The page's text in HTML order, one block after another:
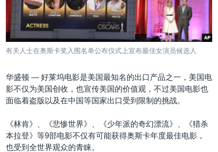
索
非洲
美洲
全球议题
军事
劳工
环境
国会报道
美中关系
美国建国250周年
美国之音专访
重要讲话与声明
南中国海争端
关注西藏
VOA今日焦点
中文广播
关注我们
有关人士在奥斯卡奖入围名单公布仪式上宣布最佳女演员候选人
华盛顿 — 好莱坞电影是美国最知名的出口产品之一，美国电
影不仅为美国创收，也宣传美国的价值观，不过美国电影也
面临着盗版以及在中国等国家出口受到限制的挑战。
《林肯》、《悲惨世界》、《少年派的奇幻漂流》、《猎杀
本拉登》等9部电影不仅有可能获得奥斯卡年度最佳电影，
也受到全世界观众的青睐。